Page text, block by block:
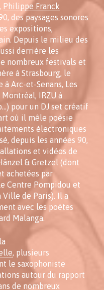
Philippe Franck
des paysages sonores
expositions,
Depuis le milieu des
derrière les
nombreux festivals et
à Strasbourg, le
à Arc-et-Senans, Les
Montréal, IRZU à
pour un DJ set créatif
où il mêle poésie
électroniques
depuis les années 90,
et vidéos de
& Gretzel (dont
achetées par
Centre Pompidou et
Ville de Paris). Il a
avec les poètes
Malanga.
, plusieurs
le saxophoniste
autour du rapport
de nombreux